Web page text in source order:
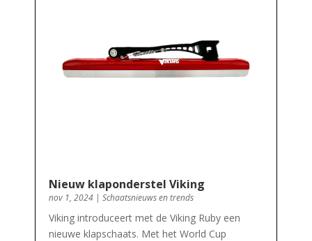
Nieuw klaponderstel Viking
nov 1, 2024| Schaatsnieuws en trends
Viking introduceert met de Viking Ruby een
nieuwe klapschaats. Met het World Cup